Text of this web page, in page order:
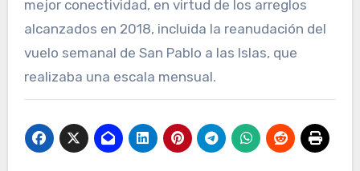
mejor conectividad, en virtud de los arreglos
alcanzados en 2018, incluida la reanudación del
vuelo semanal de San Pablo a las Islas, que
realizaba una escala mensual.